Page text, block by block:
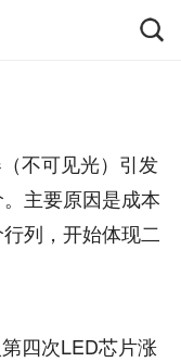
不可见光）引发
主要原因是成本
列，开始体现二
四次LED芯片涨